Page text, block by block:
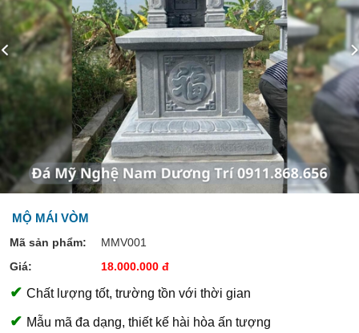
MỘ MÁI VÒM
Mã sản phẩm:
MMV001
Giá:
18.000.000 đ
✔ Chất lượng tốt, trường tồn với thời gian
✔ Mẫu mã đa dạng, thiết kế hài hòa ấn tượng